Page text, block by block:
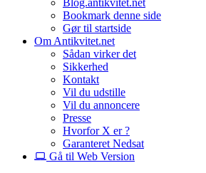
Blog.antikvitet.net
Bookmark denne side
Gør til startside
Om Antikvitet.net
Sådan virker det
Sikkerhed
Kontakt
Vil du udstille
Vil du annoncere
Presse
Hvorfor X er ?
Garanteret Nedsat
Gå til Web Version